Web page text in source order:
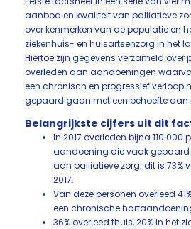
aanbod en kwaliteit van palliatieve
over kenmerken van de populatie en
ziekenhuis- en huisartsenzorg in het
Hiertoe zijn gegevens verzameld over
overleden aan aandoeningen
een chronisch en progressief verloop
gepaard gaan met een behoefte aan
Belangrijkste cijfers uit dit
In 2017 overleden bijna 110.000
aandoening die vaak gepaard
aan palliatieve zorg; dit is 73%
2017.
Van deze personen overleed
een chronische
36% overleed thuis, 20% in het